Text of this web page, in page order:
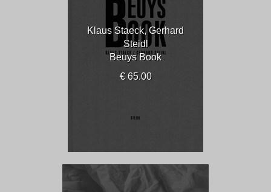
Klaus Staeck, Gerhard
Steidl
Beuys Book
€ 65.00